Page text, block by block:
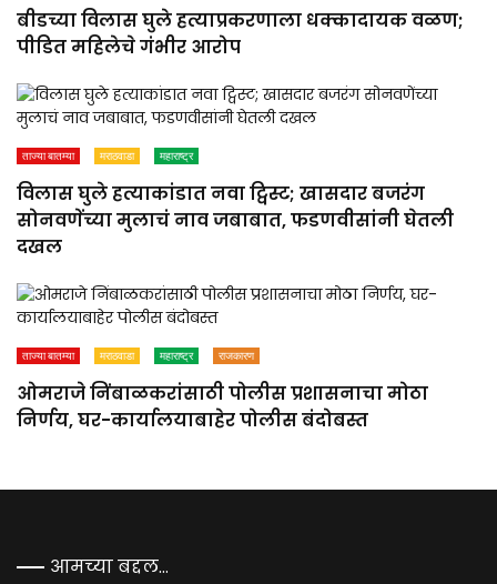
बीडच्या विलास घुले हत्याप्रकरणाला धक्कादायक वळण;
पीडित महिलेचे गंभीर आरोप
ताज्या बातम्या मराठवाडा महाराष्ट्र
विलास घुले हत्याकांडात नवा ट्विस्ट; खासदार बजरंग
सोनवणेंच्या मुलाचं नाव जबाबात, फडणवीसांनी घेतली
दखल
ताज्या बातम्या मराठवाडा महाराष्ट्र राजकारण
ओमराजे निंबाळकरांसाठी पोलीस प्रशासनाचा मोठा
निर्णय, घर-कार्यालयाबाहेर पोलीस बंदोबस्त
आमच्या बद्दल…